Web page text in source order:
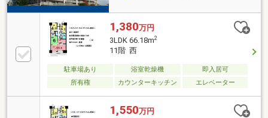
1,380万円
3LDK 66.18m2
11階 西
駐車場あり 浴室乾燥機
即入居可
所有権
カウンターキッチン エレベーター
1,550万円